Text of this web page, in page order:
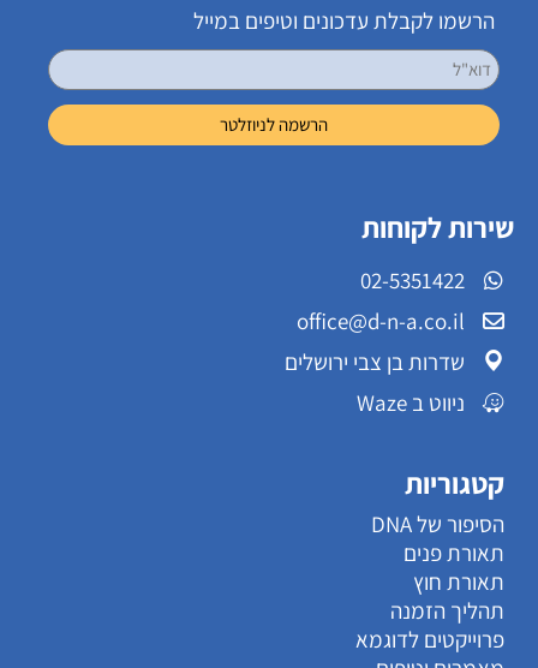
הרשמו לקבלת עדכונים וטיפים במייל
שירות לקוחות
02-5351422
office@d-n-a.co.il
שדרות בן צבי ירושלים
ניווט ב Waze
קטגוריות
הסיפור של DNA
תאורת פנים
תאורת חוץ
תהליך הזמנה
פרוייקטים לדוגמא